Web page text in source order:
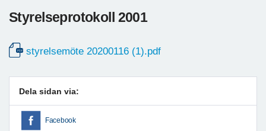
Styrelseprotokoll 2001
styrelsemöte 20200116 (1).pdf
Dela sidan via:
Facebook